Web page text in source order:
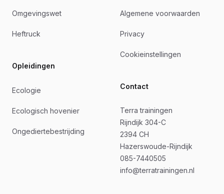
Omgevingswet
Heftruck
Opleidingen
Ecologie
Ecologisch hovenier
Ongediertebestrijding
Algemene voorwaarden
Privacy
Cookieinstellingen
Contact
Terra trainingen
Rijndijk 304-C
2394 CH
Hazerswoude-Rijndijk
085-7440505
info@terratrainingen.nl